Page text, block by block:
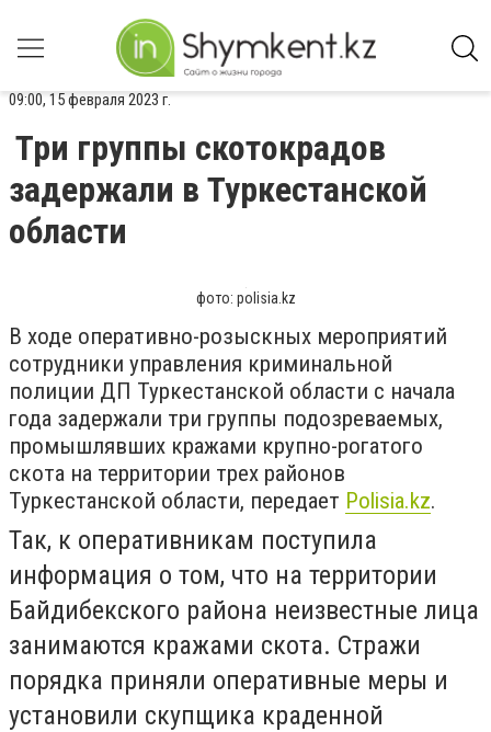
09:00, 15 февраля 2023 г.
Три группы скотокрадов
задержали в Туркестанской
области
фото: polisia.kz
В ходе оперативно-розыскных мероприятий
сотрудники управления криминальной
полиции ДП Туркестанской области с начала
года задержали три группы подозреваемых,
промышлявших кражами крупно-рогатого
скота на территории трех районов
Туркестанской области, передает Polisia.kz.
Так, к оперативникам поступила
информация о том, что на территории
Байдибекского района неизвестные лица
занимаются кражами скота. Стражи
порядка приняли оперативные меры и
установили скупщика краденной